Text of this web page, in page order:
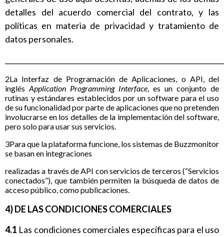
detalles del acuerdo comercial del contrato, y las
políticas en materia de privacidad y tratamiento de
datos personales.
2La Interfaz de Programación de Aplicaciones, o API, del
inglés Application Programming Interface , es un conjunto de
rutinas y estándares establecidos por un software para el uso
de su funcionalidad por parte de aplicaciones que no pretenden
involucrarse en los detalles de la implementación del software,
pero solo para usar sus servicios.
3Para que la plataforma funcione, los sistemas de Buzzmonitor
se basan en integraciones
realizadas a través de API con servicios de terceros (“Servicios
conectados”), que también permiten la búsqueda de datos de
acceso público, como publicaciones.
4) DE LAS CONDICIONES COMERCIALES
4.1 Las condiciones comerciales específicas para el uso